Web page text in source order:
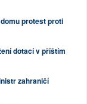
protest proti
dotací v příštím
zahraničí